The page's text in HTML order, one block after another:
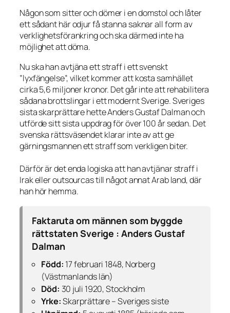
Någon som sitter och dömer i en domstol och låter
ett sådant här odjur få stanna saknar all form av
verklighetsförankring och ska därmed inte ha
möjlighet att döma.
Nu ska han avtjäna ett straff i ett svenskt
”lyxfängelse”, vilket kommer att kosta samhället
cirka 5,6 miljoner kronor. Det går inte att rehabilitera
sådana brottslingar i ett modernt Sverige. Sveriges
sista skarprättare hette Anders Gustaf Dalman och
utförde sitt sista uppdrag för över 100 år sedan. Det
svenska rättsväsendet klarar inte av att ge
gärningsmannen ett straff som verkligen biter.
Därför är det enda logiska att han avtjänar straff i
Irak eller outsourcas till något annat Arab land, där
han hör hemma.
Faktaruta om männen som byggde
rättstaten Sverige : Anders Gustaf
Dalman
Född: 17 februari 1848, Norberg
(Västmanlands län)
Död: 30 juli 1920, Stockholm
Yrke:Skarprättare – Sveriges siste